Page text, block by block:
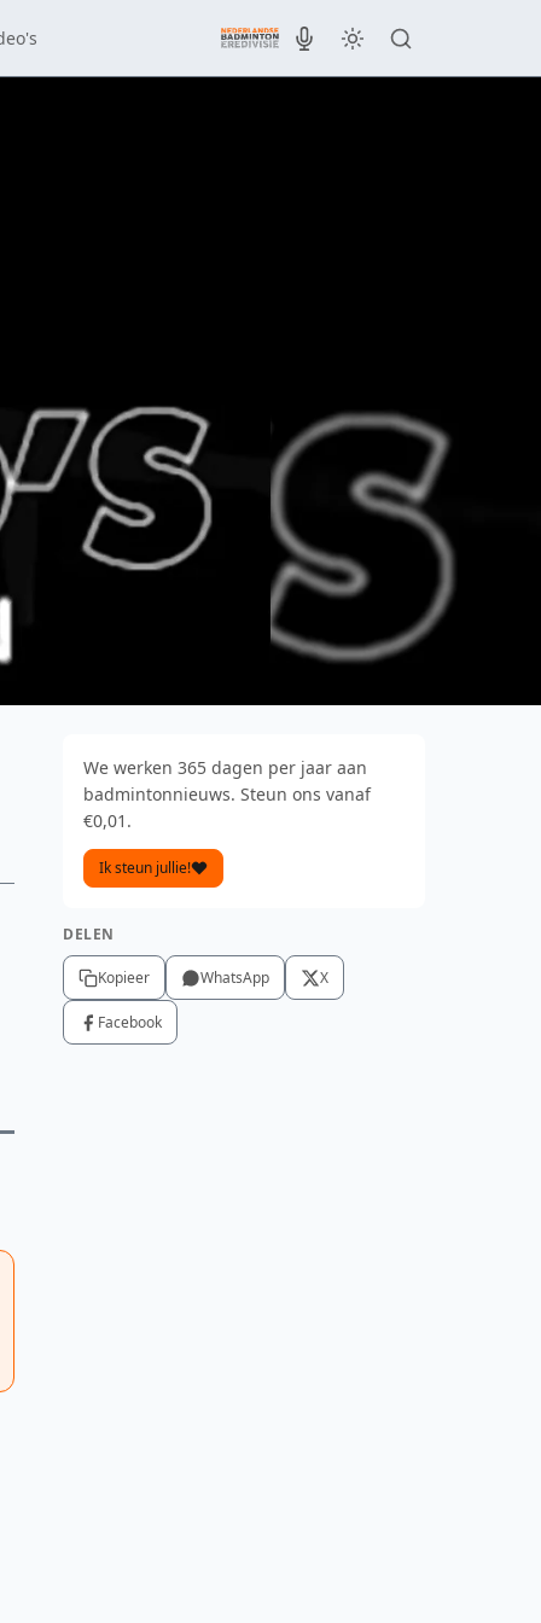
We werken 365 dagen per jaar aan
badmintonnieuws. Steun ons vanaf
€0,01.
Ik steun jullie!
DELEN
Kopieer WhatsApp X
Facebook